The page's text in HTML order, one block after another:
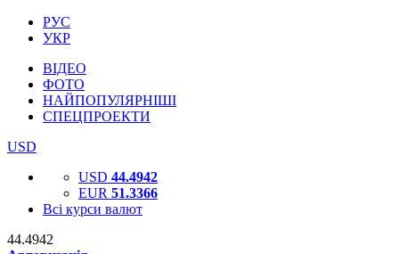
РУС
УКР
ВІДЕО
ФОТО
НАЙПОПУЛЯРНІШІ
СПЕЦПРОЕКТИ
USD
USD 44.4942
EUR 51.3366
Всі курси валют
44.4942